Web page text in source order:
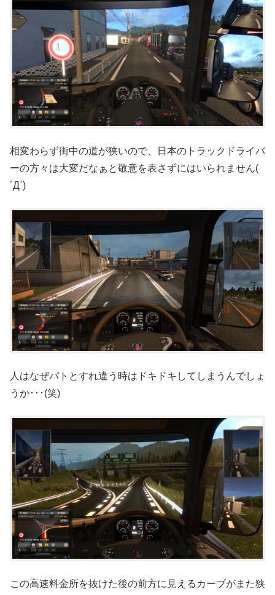
相変わらず街中の道が狭いので、日本のトラックドライバ
ーの方々は大変だなぁと敬意を表さずにはいられません(
´Д`)
人はなぜパトとすれ違う時はドキドキしてしまうんでしょ
うか･･･(笑)
この高速料金所を抜けた後の前方に見えるカーブがまた狭